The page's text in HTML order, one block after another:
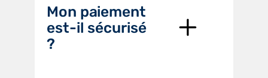
Mon paiement
est-il sécurisé
?